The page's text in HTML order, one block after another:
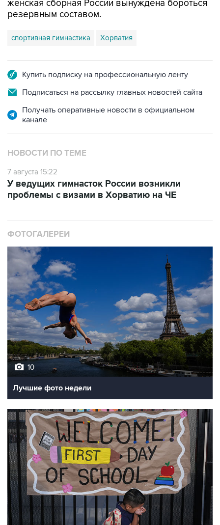
спортивная гимнастика Хорватия
Подписаться на рассылку главных новостей сайта
Получать оперативные новости в официальном
канале
НОВОСТИ ПО ТЕМЕ
7 августа 15:22
проблемы с визами в Хорватию на ЧЕ
10
Лучшие фото недели
10